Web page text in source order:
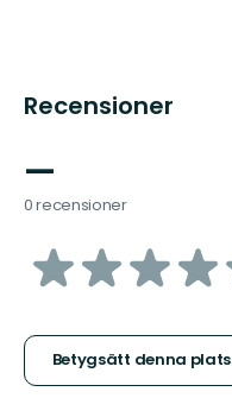
Recensioner
—
0 recensioner
av
stjärnor
Betygsätt denna plats